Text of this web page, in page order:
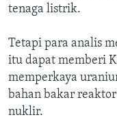
tenaga listrik.
Tetapi para analis
itu dapat memberi
memperkaya
bahan bakar
nuklir.